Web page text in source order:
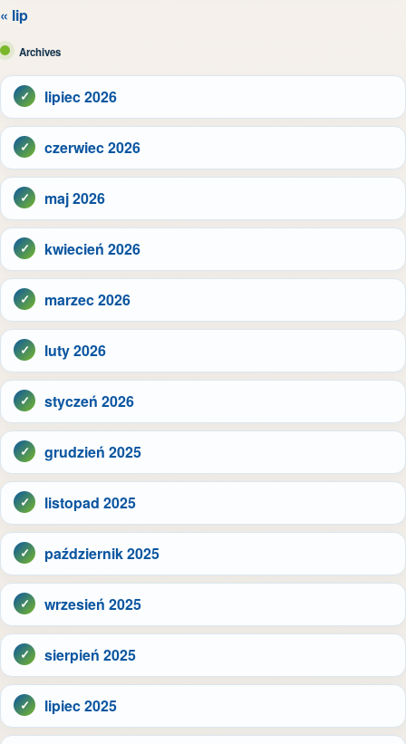
« lip
Archives
lipiec 2026
czerwiec 2026
maj 2026
kwiecień 2026
marzec 2026
luty 2026
styczeń 2026
grudzień 2025
listopad 2025
październik 2025
wrzesień 2025
sierpień 2025
lipiec 2025